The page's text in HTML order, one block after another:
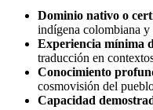
Dominio nativo o
indígena colombiana
Experiencia mínima
traducción en
Conocimiento
cosmovisión del
Capacidad